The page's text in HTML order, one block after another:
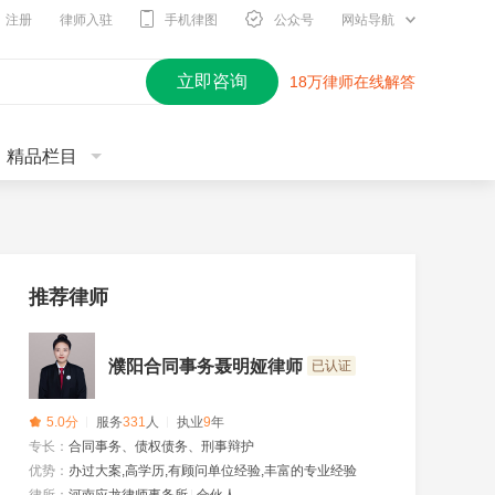
注册 律师入驻 手机律图 公众号 网站导航
立即咨询 18万律师在线解答
精品栏目
推荐律师
濮阳合同事务聂明娅律师 已认证
5.0分 服务331 人 执业9年
专长： 合同事务、债权债务、刑事辩护
优势： 办过大案,高学历,有顾问单位经验,丰富的专业经验